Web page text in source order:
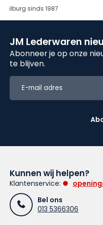
Tilburg sinds 1987
JM Lederwaren
Abonneer je op onze
te blijven.
Kunnen wij helpen?
Klantenservice:
Bel ons
013 5366306